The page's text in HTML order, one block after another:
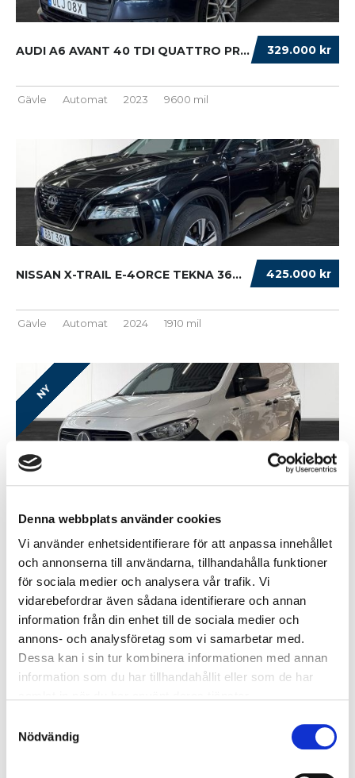
Denna webbplats använder cookies
Vi använder enhetsidentifierare för att anpassa innehållet
och annonserna till användarna, tillhandahålla funktioner
för sociala medier och analysera vår trafik. Vi
vidarebefordrar även sådana identifierare och annan
information från din enhet till de sociala medier och
annons- och analysföretag som vi samarbetar med.
Dessa kan i sin tur kombinera informationen med annan
information som du har tillhandahållit eller som de har
Nödvändig
329.000 kr
AUDI A6 AVANT 40 TDI QUATTRO PROLINE VÄRMAR ...
Gävle Automat 2023 9600 mil
425.000 kr
NISSAN X-TRAIL E-4ORCE TEKNA 360° NAVI HEAD ...
Gävle Automat 2024 1910 mil
NY
Gävle Automat 2025 0 mil
550.000 kr